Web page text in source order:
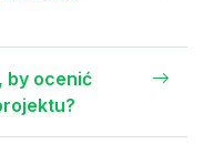
by ocenić